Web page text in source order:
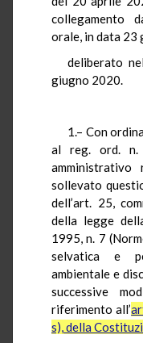
collegamento
orale, in data 23
deliberato
giugno 2020.
1.– Con
al reg. ord. n.
sollevato
dell’art. 25,
della legge
1995, n. 7
selvatica e
ambientale e
successive
riferimento all’
s), della